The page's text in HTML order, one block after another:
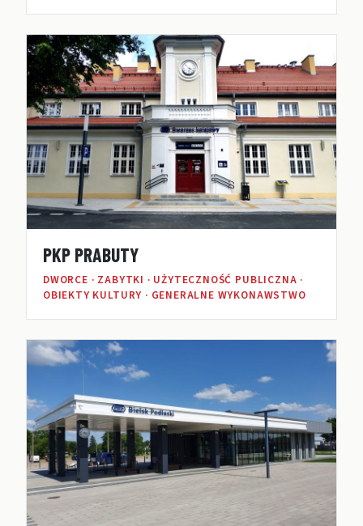
PKP PRABUTY
DWORCE · ZABYTKI · UŻYTECZNOŚĆ PUBLICZNA ·
OBIEKTY KULTURY · GENERALNE WYKONAWSTWO